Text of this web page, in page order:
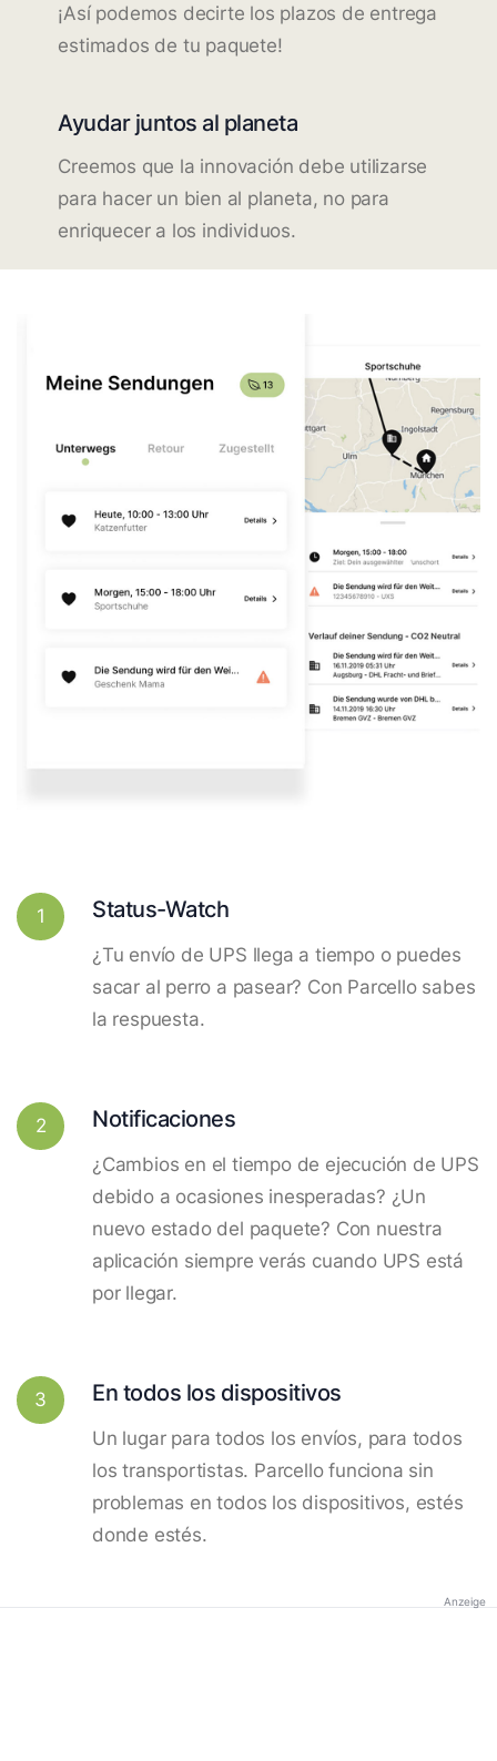
¡Así podemos decirte los plazos de entrega
estimados de tu paquete!
Ayudar juntos al planeta
Creemos que la innovación debe utilizarse
para hacer un bien al planeta, no para
enriquecer a los individuos.
1 Status-Watch
¿Tu envío de UPS llega a tiempo o puedes
sacar al perro a pasear? Con Parcello sabes
la respuesta.
2 Notificaciones
¿Cambios en el tiempo de ejecución de UPS
debido a ocasiones inesperadas? ¿Un
nuevo estado del paquete? Con nuestra
aplicación siempre verás cuando UPS está
por llegar.
3 En todos los dispositivos
Un lugar para todos los envíos, para todos
los transportistas. Parcello funciona sin
problemas en todos los dispositivos, estés
donde estés.
Anzeige